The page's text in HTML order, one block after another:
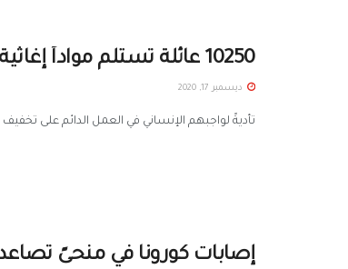
10250 عائلة تستلم مواداً إغاثية للوقاية من كورونا
ديسمبر 17, 2020
تأديةً لواجبهم الإنساني في العمل الدائم على
إصابات كورونا في منحىً